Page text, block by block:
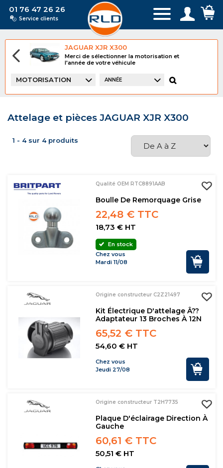
01 76 47 26 26
Service clients
JAGUAR XJR X300
Merci de sélectionner la motorisation et
l'année de votre véhicule
MOTORISATION ANNÉE
Attelage et pièces JAGUAR XJR X300
1 - 4 sur 4 produits
Qualité OEM RTC8891AAB
Boulle De Remorquage Grise
22,48 € TTC
18,73 € HT
En stock
Chez vous
Mardi 11/08
Origine constructeur C2Z21497
Kit Électrique D'attelage Â??
Adaptateur 13 Broches À 12N
65,52 € TTC
54,60 € HT
Chez vous
Jeudi 27/08
Origine constructeur T2H7735
Plaque D'éclairage Direction À
Gauche
60,61 € TTC
50,51 € HT